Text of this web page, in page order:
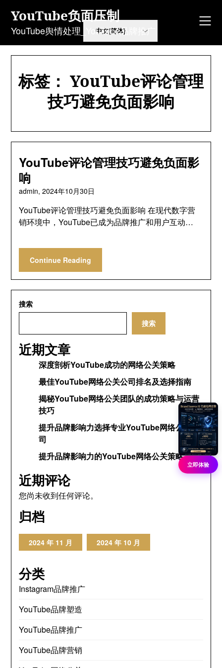
content
YouTube负面压制
YouTube舆情处理_YouTube品牌推广
标签： YouTube评论管理
技巧避免负面影响
YouTube评论管理技巧避免负面影
响
admin,2024年10月30日
YouTube评论管理技巧避免负面影响 在现代数字营
销环境中，YouTube已成为品牌推广和用户互动…
Continue Reading
搜索
搜索
近期文章
深度剖析YouTube成功的网络公关策略
最佳YouTube网络公关公司排名及选择指南
揭秘YouTube网络公关团队的成功策略与运营
技巧
提升品牌影响力选择专业YouTube网络公关公
司
提升品牌影响力的YouTube网络公关策略
近期评论
您尚未收到任何评论。
归档
2024 年 11 月 2024 年 10 月
分类
Instagram品牌推广
YouTube品牌塑造
YouTube品牌推广
YouTube品牌营销
立即体验